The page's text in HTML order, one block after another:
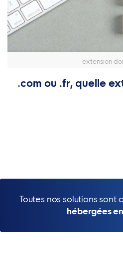
extension
.com ou .fr, quelle
Toutes nos solutions sont
hébergées